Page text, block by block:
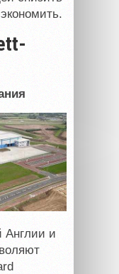
Англии и